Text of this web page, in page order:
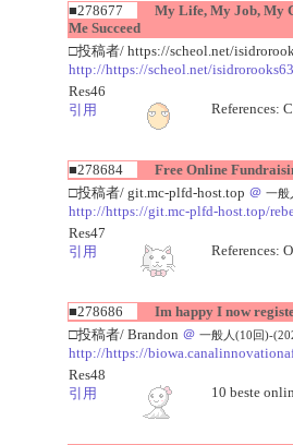
■278677
My Life, My Job, My
Me Succeed
□投稿者/ https://scheol.net/
http://https://scheol.net/
Res46
引用
References:
■278684
Free Online
□投稿者/ git.mc-plfd-host.top ＠ 一般
http://https://git.mc-plfd-host.top/
Res47
引用
References:
■278686
Im happy I now
□投稿者/ Brandon ＠ 一般人(10回)-
http://https://
Res48
引用
10 beste